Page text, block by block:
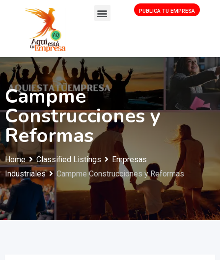
PUBLICA TU EMPRESA
Campme
Construcciones y
Reformas
Home Classified Listings
Empresas
Industriales
Campme Construcciones y Reformas